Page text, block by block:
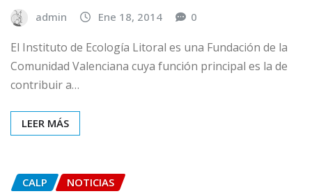
admin Ene 18, 2014 0
El Instituto de Ecología Litoral es una Fundación de la
Comunidad Valenciana cuya función principal es la de
contribuir a…
LEER MÁS
CALP NOTICIAS